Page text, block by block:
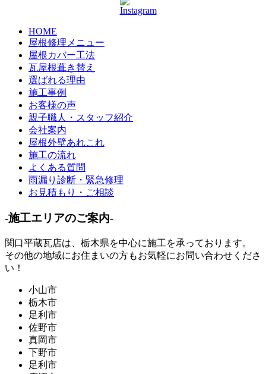
HOME
屋根修理メニュー
屋根カバー工法
瓦屋根葺き替え
選ばれる理由
施工事例
お客様の声
親子職人・スタッフ紹介
会社案内
屋根外壁あれこれ
施工の流れ
よくある質問
雨漏り診断・緊急修理
お見積もり・ご相談
-施工エリアのご案内-
関口平蔵瓦店は、 栃木県を中心に施工を承っております。
その他の地域にお住まいの方もお気軽にお問い合わせくださ
い！
小山市
栃木市
足利市
佐野市
真岡市
下野市
足利市